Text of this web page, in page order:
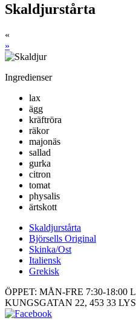
Skaldjurstårta
«
»
Ingredienser
lax
ägg
kräftröra
räkor
majonäs
sallad
gurka
citron
tomat
physalis
ärtskott
Skaldjurstårta
Björsells Original
Skinka/Ost
Italiensk
Grekisk
ÖPPET: MÅN-FRE 7:30-18:00
KUNGSGATAN 22, 453 33